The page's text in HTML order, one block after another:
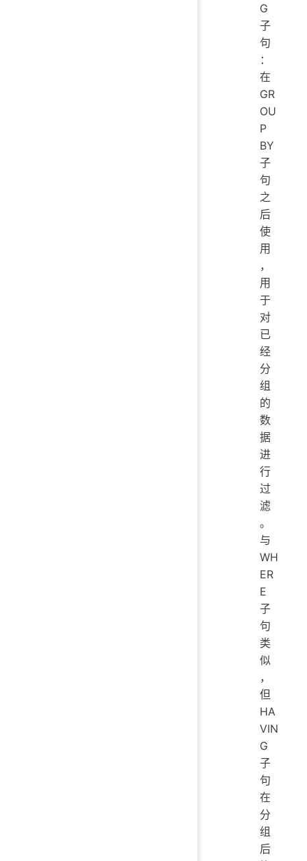
G
子
句
：
在
GR
OU
P
BY
子
句
之
后
使
用
，
用
于
对
已
经
分
组
的
数
据
进
行
过
滤
。
与
WH
ER
E
子
句
类
似
，
但
HA
VIN
G
子
句
在
分
组
后